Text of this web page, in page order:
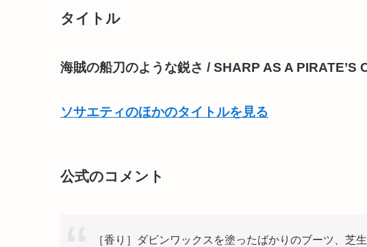
タイトル
海賊の船刀のような鋭さ / SHARP AS A PIRATE’S
ソサエティのほかのタイトルを見る
公式のコメント
［香り］ダビンワックスを塗ったばかりのブーツ、芝